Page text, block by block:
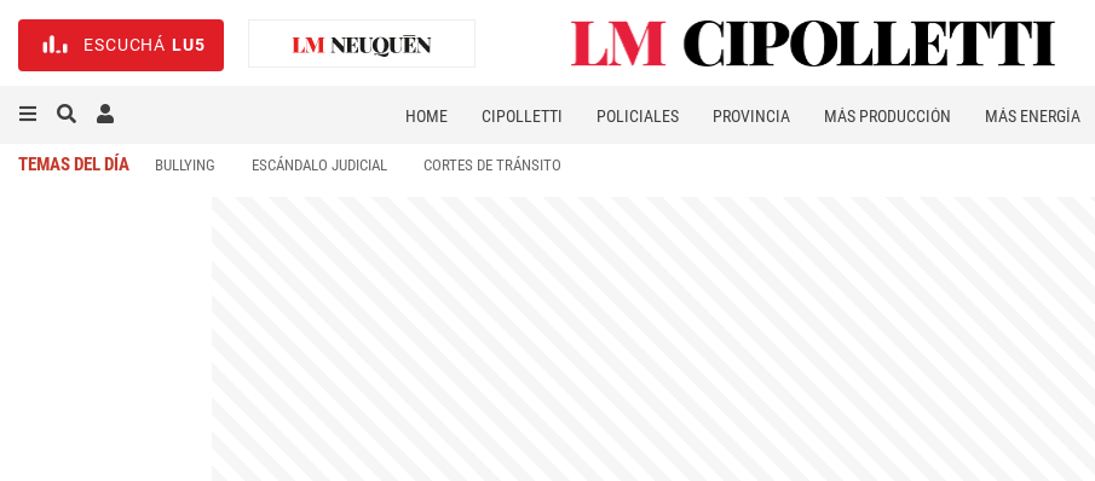
ESCUCHÁ LU5
HOME CIPOLLETTI POLICIALES PROVINCIA MÁS PRODUCCIÓN MÁS ENERGÍA
TEMAS DEL DÍA BULLYING ESCÁNDALO JUDICIAL CORTES DE TRÁNSITO